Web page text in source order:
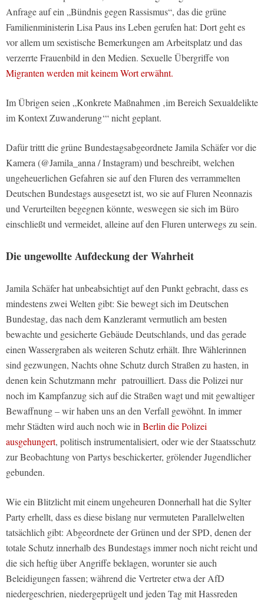
Anfrage auf ein „Bündnis gegen Rassismus“, das die grüne
Familienministerin Lisa Paus ins Leben gerufen hat: Dort geht es
vor allem um sexistische Bemerkungen am Arbeitsplatz und das
verzerrte Frauenbild in den Medien. Sexuelle Übergriffe von
Migranten werden mit keinem Wort erwähnt.
Im Übrigen seien „Konkrete Maßnahmen ‚im Bereich Sexualdelikte
im Kontext Zuwanderung‘“ nicht geplant.
Dafür trittt die grüne Bundestagsabgeordnete Jamila Schäfer vor die
Kamera (@Jamila_anna / Instagram) und beschreibt, welchen
ungeheuerlichen Gefahren sie auf den Fluren des verrammelten
Deutschen Bundestags ausgesetzt ist, wo sie auf Fluren Neonnazis
und Verurteilten begegnen könnte, weswegen sie sich im Büro
einschließt und vermeidet, alleine auf den Fluren unterwegs zu sein.
Die ungewollte Aufdeckung der Wahrheit
Jamila Schäfer hat unbeabsichtigt auf den Punkt gebracht, dass es
mindestens zwei Welten gibt: Sie bewegt sich im Deutschen
Bundestag, das nach dem Kanzleramt vermutlich am besten
bewachte und gesicherte Gebäude Deutschlands, und das gerade
einen Wassergraben als weiteren Schutz erhält. Ihre Wählerinnen
sind gezwungen, Nachts ohne Schutz durch Straßen zu hasten, in
denen kein Schutzmann mehr patrouilliert. Dass die Polizei nur
noch im Kampfanzug sich auf die Straßen wagt und mit gewaltiger
Bewaffnung – wir haben uns an den Verfall gewöhnt. In immer
mehr Städten wird auch noch wie inBerlin die Polizei
ausgehungert, politisch instrumentalisiert, oder wie der Staatsschutz
zur Beobachtung von Partys beschickerter, grölender Jugendlicher
gebunden.
Wie ein Blitzlicht mit einem ungeheuren Donnerhall hat die Sylter
Party erhellt, dass es diese bislang nur vermuteten Parallelwelten
tatsächlich gibt: Abgeordnete der Grünen und der SPD, denen der
totale Schutz innerhalb des Bundestags immer noch nicht reicht und
die sich heftig über Angriffe beklagen, worunter sie auch
Beleidigungen fassen; während die Vertreter etwa der AfD
niedergeschrien, niedergeprügelt und jeden Tag mit Hassreden